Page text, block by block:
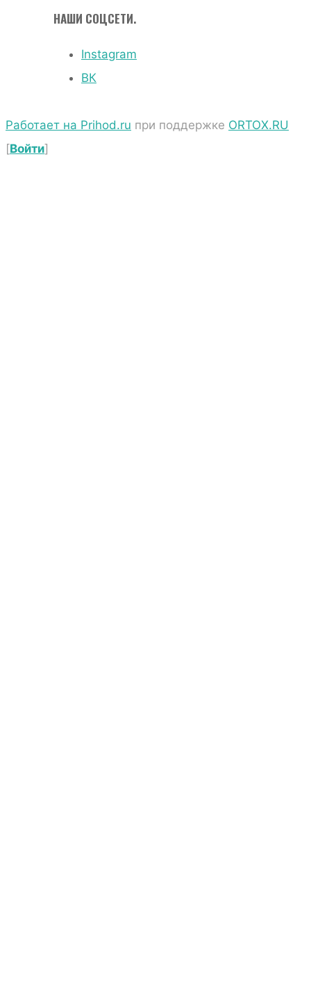
НАШИ СОЦСЕТИ.
Instagram
ВК
Работает на Prihod.ru при поддержке ORTOX.RU
[Войти]